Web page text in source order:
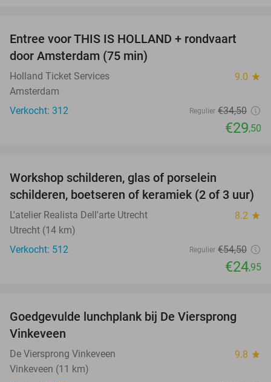
14%
Entree voor THIS IS HOLLAND + rondvaart
door Amsterdam (75 min)
Holland Ticket Services 9.0 star
Amsterdam
Verkocht: 312
Regulier €34,50
€29,50
Workshop schilderen, glas of porselein
schilderen, boetseren of keramiek (2 of 3 uur)
L'atelier Realista Dell'arte Utrecht 8.2 star
Utrecht (14 km)
Verkocht: 512
Regulier €54,50
€24,95
31%
Goedgevulde lunchplank bij De Viersprong
Vinkeveen
De Viersprong Vinkeveen 9.8 star
Vinkeveen (11 km)